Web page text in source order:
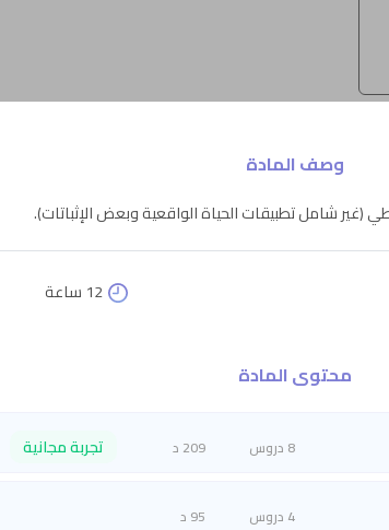
وصف المادة
(غير شامل تطبيقات الحياة الواقعية وبعض الإثباتات).
12 ساعة
محتوى المادة
8 دروس 209 د تجربة مجانية
4 دروس 95 د